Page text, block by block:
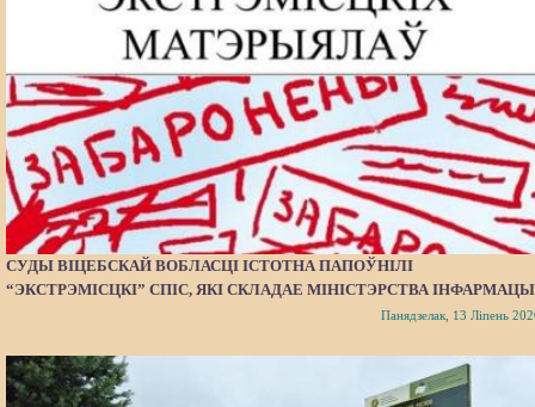
СУДЫ ВІЦЕБСКАЙ ВОБЛАСЦІ ІСТОТНА ПАПОЎНІЛІ
“ЭКСТРЭМІСЦКІ” СПІС, ЯКІ СКЛАДАЕ МІНІСТЭРСТВА
Панядзелак, 13 Ліпень